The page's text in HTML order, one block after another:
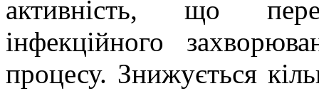
активність, що
інфекційного
процесу. Знижується